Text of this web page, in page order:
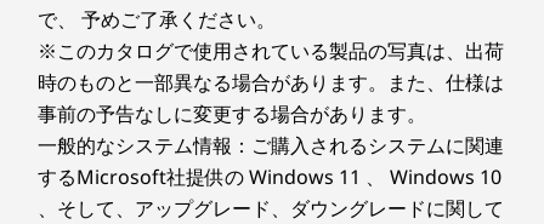
会議体験を向上させ、さらにAI作成ツールでコン
テンツ生成を支援します。 AI搭載の機能によ
り、日常のタスクやワークフローを最適化し、す
べてを効率的に実行し、ルーチン作業の生産性を
向上させます。
256GB/512GB/1TB SSD
光学ドライブ
なし
ビデオ・チップ
CPU内蔵(インテル®グラフィックス)
で、 予めご了承ください。
※このカタログで使用されている製品の写真は、出荷
時のものと一部異なる場合があります。また、仕様は
事前の予告なしに変更する場合があります。
一般的なシステム情報：ご購入されるシステムに関連
するMicrosoft社提供の Windows 11 、 Windows 10
、そして、アップグレード、ダウングレードに関して